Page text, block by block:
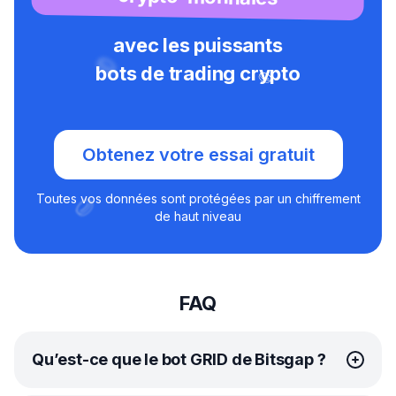
avec les puissants
bots de trading crypto
Obtenez votre essai gratuit
Toutes vos données sont protégées par un chiffrement
de haut niveau
FAQ
Qu’est-ce que le bot GRID de Bitsgap ?